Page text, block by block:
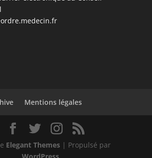
Mentions légales
Elegant Themes| Propulsé par